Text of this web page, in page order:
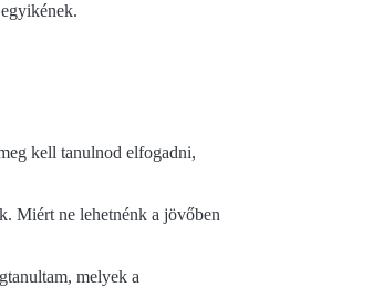
kell tanulnod elfogadni,
Miért ne lehetnénk a jövőben
melyek a